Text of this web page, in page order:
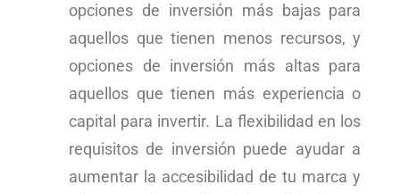
opciones de inversión más bajas para
aquellos que tienen menos recursos, y
opciones de inversión más altas para
aquellos que tienen más experiencia o
capital para invertir. La flexibilidad en los
requisitos de inversión puede ayudar a
aumentar la accesibilidad de tu marca y